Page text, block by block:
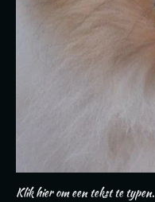
Klik hier om een tekst te typen.